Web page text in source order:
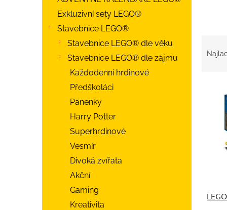
Exkluzivní sety LEGO®
Stavebnice LEGO®
Stavebnice LEGO® dle věku
Stavebnice LEGO® dle zájmu
Každodenní hrdinové
Předškoláci
Panenky
Harry Potter
Superhrdinové
Vesmír
Divoká zvířata
Akční
Gaming
Kreativita